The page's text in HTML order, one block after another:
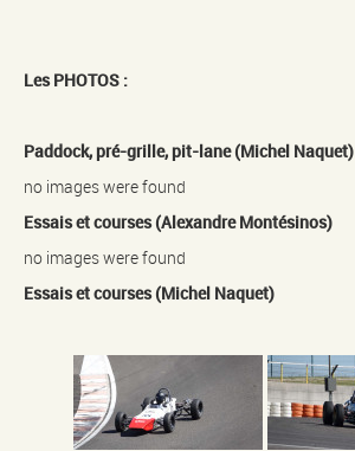
Les PHOTOS :
Paddock, pré-grille, pit-lane (Michel Naquet)
no images were found
Essais et courses (Alexandre Montésinos)
no images were found
Essais et courses (Michel Naquet)